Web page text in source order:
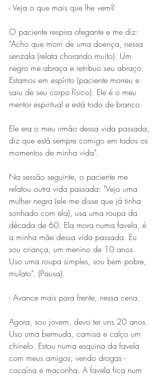
- Veja o que mais que lhe vem?
O paciente respira ofegante e me diz:
"Acho que morri de uma doença, nessa
senzala (relata chorando muito). Um
negro me abraça e retribuo seu abraço.
Estamos em espírito (paciente morreu e
saiu de seu corpo físico). Ele é o meu
mentor espiritual e está todo de branco.
Ele era o meu irmão dessa vida passada,
diz que está sempre comigo em todos os
momentos de minha vida".
Na sessão seguinte, o paciente me
relatou outra vida passada: "Vejo uma
mulher negra (ele me disse que já tinha
sonhado com ela), usa uma roupa da
década de 60. Ela mora numa favela, é
a minha mãe dessa vida passada. Eu
sou criança, um menino de 10 anos.
Uso uma roupa simples, sou bem pobre,
mulato". (Pausa).
- Avance mais para frente, nessa cena.
Agora, sou jovem, devo ter uns 20 anos.
Uso uma bermuda, camisa e calço um
chinelo. Estou numa esquina da favela
com meus amigos; vendo drogas -
cocaína e maconha. A favela fica num